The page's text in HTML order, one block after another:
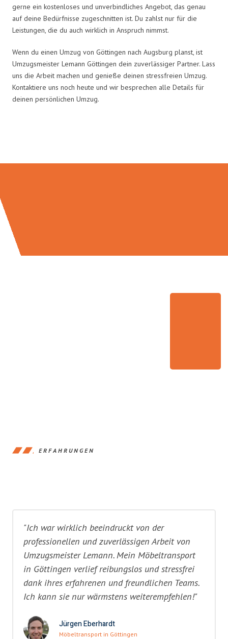
gerne ein kostenloses und unverbindliches Angebot, das genau
auf deine Bedürfnisse zugeschnitten ist. Du zahlst nur für die
Leistungen, die du auch wirklich in Anspruch nimmst.
Wenn du einen Umzug von Göttingen nach Augsburg planst, ist
Umzugsmeister Lemann Göttingen dein zuverlässiger Partner. Lass
uns die Arbeit machen und genieße deinen stressfreien Umzug.
Kontaktiere uns noch heute und wir besprechen alle Details für
deinen persönlichen Umzug.
ERFAHRUNGEN
"Ich war wirklich beeindruckt von der
professionellen und zuverlässigen Arbeit von
Umzugsmeister Lemann. Mein Möbeltransport
in Göttingen verlief reibungslos und stressfrei
dank ihres erfahrenen und freundlichen Teams.
Ich kann sie nur wärmstens weiterempfehlen!"
Jürgen Eberhardt
Möbeltransport in Göttingen